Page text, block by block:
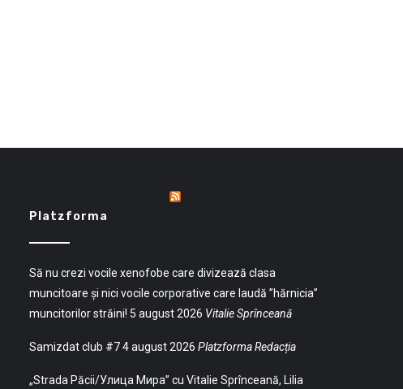
Platzforma
Să nu crezi vocile xenofobe care divizează clasa
muncitoare și nici vocile corporative care laudă ”hărnicia”
muncitorilor străini! 5 august 2026 Vitalie Sprînceană
Samizdat club #7 4 august 2026 Platzforma Redacția
„Strada Păcii/Улица Мира” cu Vitalie Sprînceană, Lilia